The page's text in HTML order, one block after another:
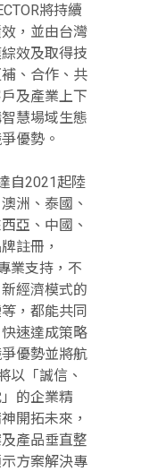
將持續
，並由台灣
效及取得技
、合作、共
及產業上下
慧場域生態
優勢。
自2021起陸
洲、泰國、
亞、中國、
註冊，
業支持，不
經濟模式的
，都能共同
速達成策略
優勢並將航
以「誠信、
的企業精
開拓未來，
產品垂直整
方案解決專